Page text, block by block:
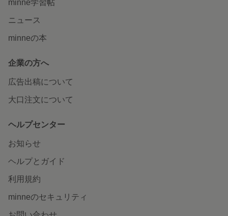
minne学習帖
ニュース
minneの本
企業の方へ
広告出稿について
大口注文について
ヘルプセンター
お知らせ
ヘルプとガイド
利用規約
minneのセキュリティ